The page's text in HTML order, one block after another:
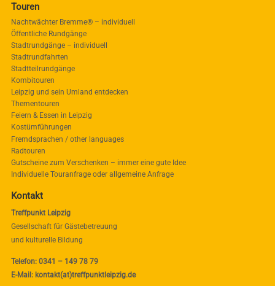
Touren
Nachtwächter Bremme® – individuell
Öffentliche Rundgänge
Stadtrundgänge – individuell
Stadtrundfahrten
Stadtteilrundgänge
Kombitouren
Leipzig und sein Umland entdecken
Thementouren
Feiern & Essen in Leipzig
Kostümführungen
Fremdsprachen / other languages
Radtouren
Gutscheine zum Verschenken – immer eine gute Idee
Individuelle Touranfrage oder allgemeine Anfrage
Kontakt
Treffpunkt Leipzig
Gesellschaft für Gästebetreuung
und kulturelle Bildung
Telefon: 0341 – 149 78 79
E-Mail: kontakt(at)treffpunktleipzig.de